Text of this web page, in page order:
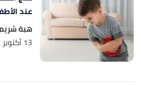
"Gastroenteritis in children"
,betterhealth,
Retrieved 18/12/2021. Edited.
عند
هبة
13 أكتوبر 2021